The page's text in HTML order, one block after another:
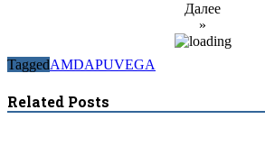
Далее
»
TaggedAMDAPUVEGA
Related Posts